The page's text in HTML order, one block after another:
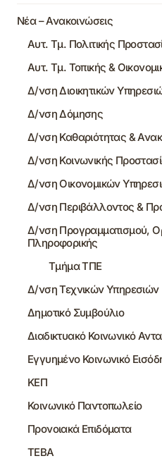
Νέα – Ανακοινώσεις
Αυτ. Τμ. Πολιτικής
Αυτ. Τμ. Τοπικής &
Δ/νση Διοικητικών
Δ/νση Δόμησης
Δ/νση Καθαριότητας &
Δ/νση Κοινωνικής
Δ/νση Οικονομικών
Δ/νση Περιβάλλοντος &
Δ/νση Προγραμματισμού,
Πληροφορικής
Τμήμα ΤΠΕ
Δ/νση Τεχνικών Υπηρεσιών
Δημοτικό Συμβούλιο
Διαδικτυακό Κοινωνικό
Εγγυημένο Κοινωνικό
ΚΕΠ
Κοινωνικό Παντοπωλείο
Προνοιακά Επιδόματα
ΤΕΒΑ